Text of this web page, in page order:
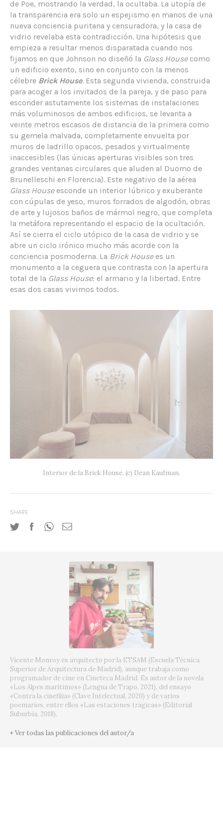
de Poe, mostrando la verdad, la ocultaba. La utopía de
la transparencia era solo un espejismo en manos de una
nueva conciencia puritana y censuradora, y la casa de
vidrio revelaba esta contradicción. Una hipótesis que
empieza a resultar menos disparatada cuando nos
fijamos en que Johnson no diseñó la Glass Housecomo
un edificio exento, sino en conjunto con la menos
célebre Brick House. Esta segunda vivienda, construida
para acoger a los invitados de la pareja, y de paso para
esconder astutamente los sistemas de instalaciones
más voluminosos de ambos edificios, se levanta a
veinte metros escasos de distancia de la primera como
su gemela malvada, completamente envuelta por
muros de ladrillo opacos, pesados y virtualmente
inaccesibles (las únicas aperturas visibles son tres
grandes ventanas circulares que aluden al Duomo de
Brunelleschi en Florencia). Este negativo de la aérea
Glass Houseesconde un interior lúbrico y exuberante
con cúpulas de yeso, muros forrados de algodón, obras
de arte y lujosos baños de mármol negro, que completa
la metáfora representando el espacio de la ocultación.
Así se cierra el ciclo utópico de la casa de vidrio y se
abre un ciclo irónico mucho más acorde con la
conciencia posmoderna. La Brick Housees un
monumento a la ceguera que contrasta con la apertura
total de la Glass House: el armario y la libertad. Entre
esas dos casas vivimos todos.
Interior de la Brick House. (c) Dean Kaufman.
SHARE
Vicente Monroy es arquitecto por la ETSAM (Escuela Técnica
Superior de Arquitectura de Madrid), aunque trabaja como
programador de cine en Cineteca Madrid. Es autor de la novela
«Los Alpes marítimos» (Lengua de Trapo, 2021), del ensayo
«Contra la cinefilia» (Clave Intelectual, 2020) y de varios
poemarios, entre ellos «Las estaciones trágicas» (Editorial
Suburbia, 2018).
+ Ver todas las publicaciones del autor/a